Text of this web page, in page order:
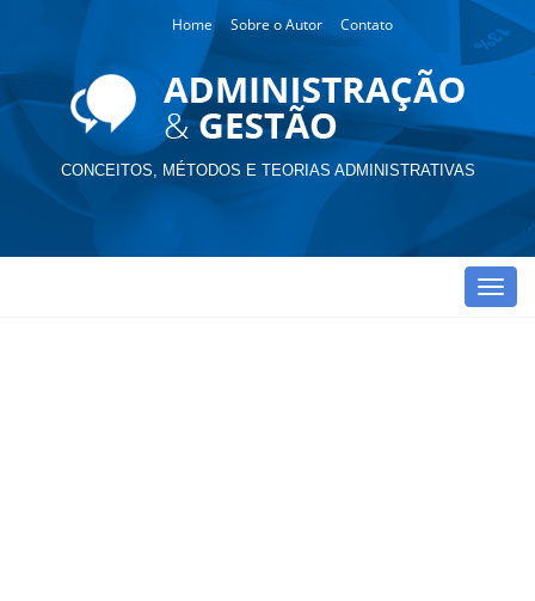
Home Sobre o Autor Contato
CONCEITOS, MÉTODOS E TEORIAS ADMINISTRATIVAS